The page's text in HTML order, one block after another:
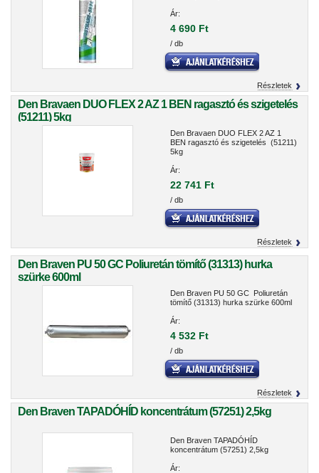
Ár:
4 690 Ft
/ db
Részletek
Den Bravaen DUO FLEX 2 AZ 1 BEN ragasztó és szigetelés
(51211) 5kg
Den Bravaen DUO FLEX 2 AZ 1
BEN ragasztó és szigetelés (51211)
5kg
Ár:
22 741 Ft
/ db
Részletek
Den Braven PU 50 GC Poliuretán tömítő (31313) hurka
szürke 600ml
Den Braven PU 50 GC Poliuretán
tömítő (31313) hurka szürke 600ml
Ár:
4 532 Ft
/ db
Részletek
Den Braven TAPADÓHÍD koncentrátum (57251) 2,5kg
Den Braven TAPADÓHÍD
koncentrátum (57251) 2,5kg
Ár: